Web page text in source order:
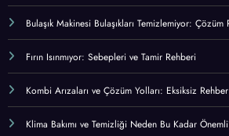
Bulaşık Makinesi Bulaşıkları Temizlemiyor: Çözüm
Fırın Isınmıyor: Sebepleri ve Tamir Rehberi
Kombi Arızaları ve Çözüm Yolları: Eksiksiz Rehber
Klima Bakımı ve Temizliği Neden Bu Kadar